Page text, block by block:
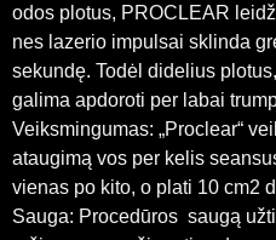
odos plotus, PROCLEAR
nes lazerio impulsai sklinda
sekundę. Todėl didelius
galima apdoroti per labai
Veiksmingumas: „Proclear“
ataugimą vos per kelis
vienas po kito, o plati 10 cm2
Sauga: Procedūros saugą